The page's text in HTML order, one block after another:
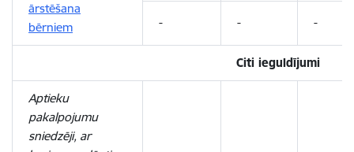
ārstēšana
bērniem
- - -
Citi ieguldījumi
Aptieku
pakalpojumu
sniedzēji, ar